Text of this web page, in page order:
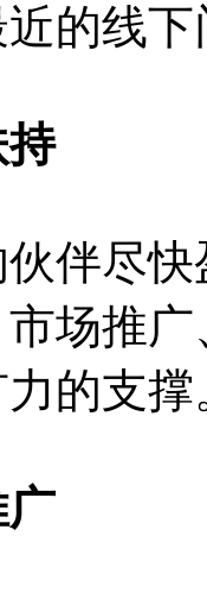
的线
伴尽
场推
的支撑